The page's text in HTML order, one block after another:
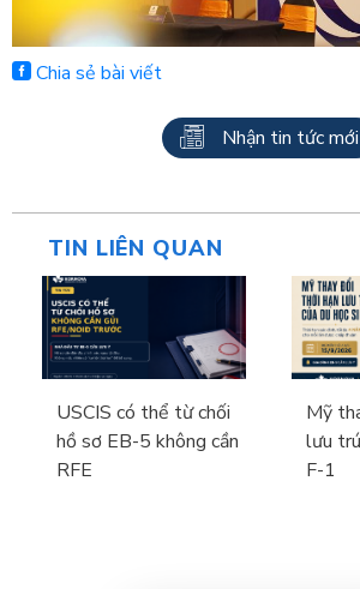
Chia sẻ bài viết
Nhận tin tức mới
TIN LIÊN QUAN
USCIS có thể từ chối
hồ sơ EB-5 không cần
RFE
Mỹ
lưu
F-1